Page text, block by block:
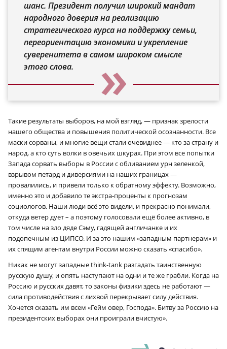
шанс. Президент получил широкий мандат
народного доверия на реализацию
стратегического курса на поддержку семьи,
переориентацию экономики и укрепление
суверенитета в самом широком смысле
этого слова.
Такие результаты выборов, на мой взгляд, — признак зрелости
нашего общества и повышения политической осознанности. Все
маски сорваны, и многие вещи стали очевиднее — кто за страну и
народ, а кто суть волки в овечьих шкурах. При этом все попытки
Запада сорвать выборы в России с обливанием урн зеленкой,
взрывом петард и диверсиями на наших границах —
провалились, и привели только к обратному эффекту. Возможно,
именно это и добавило те экстра-проценты к прогнозам
социологов. Наши люди всё это видели, и прекрасно понимали,
откуда ветер дует – а поэтому голосовали ещё более активно, в
том числе на зло дяде Сэму, гадящей англичанке и их
подопечным из ЦИПСО. И за это нашим «западным партнерам» и
их спящим агентам внутри России можно сказать «спасибо».
Никак не могут западные think-tank разгадать таинственную
русскую душу, и опять наступают на одни и те же грабли. Когда на
Россию и русских давят, то законы физики здесь не работают —
сила противодействия с лихвой перекрывает силу действия.
Хочется сказать им всем «Гейм овер, Господа». Битву за Россию на
президентских выборах они проиграли вчистую».